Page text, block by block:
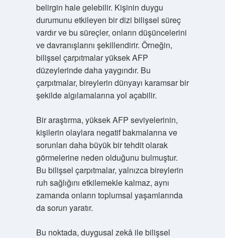
belirgin hale gelebilir. Kişinin duygu
durumunu etkileyen bir dizi bilişsel süreç
vardır ve bu süreçler, onların düşüncelerini
ve davranışlarını şekillendirir. Örneğin,
bilişsel çarpıtmalar yüksek AFP
düzeylerinde daha yaygındır. Bu
çarpıtmalar, bireylerin dünyayı karamsar bir
şekilde algılamalarına yol açabilir.
Bir araştırma, yüksek AFP seviyelerinin,
kişilerin olaylara negatif bakmalarına ve
sorunları daha büyük bir tehdit olarak
görmelerine neden olduğunu bulmuştur.
Bu bilişsel çarpıtmalar, yalnızca bireylerin
ruh sağlığını etkilemekle kalmaz, aynı
zamanda onların toplumsal yaşamlarında
da sorun yaratır.
Bu noktada, duygusal zekâ ile bilişsel